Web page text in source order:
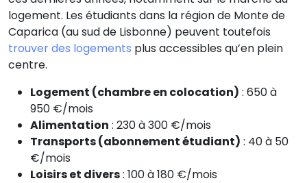
logement. Les étudiants dans la région de Monte de
Caparica (au sud de Lisbonne) peuvent toutefois
trouver des logements plus accessibles qu’en plein
centre.
Logement (chambre en colocation) : 650 à
950 €/mois
Alimentation : 230 à 300 €/mois
Transports (abonnement étudiant) : 40 à 50
€/mois
Loisirs et divers: 100 à 180 €/mois